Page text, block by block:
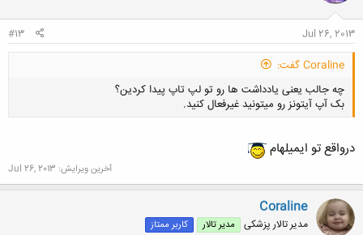
Jul 26, 2013
#13
Coraline گفت:
چه جالب یعنی یادداشت ها رو تو لپ تاپ پیدا کردین؟
بک آپ آیتونز رو میتونید غیرفعال کنید.
درواقع تو ایمیلهام
آخرین ویرایش: Jul 26, 2013
Coraline
مدیر تالار پزشکی مدیر تالار کاربر ممتاز